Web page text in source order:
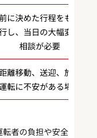
に決めた行程をもとに
し、当日の大幅変更は
相談が必要
離移動、送迎、旅行、
転に不安がある場合
転者の負担や安全